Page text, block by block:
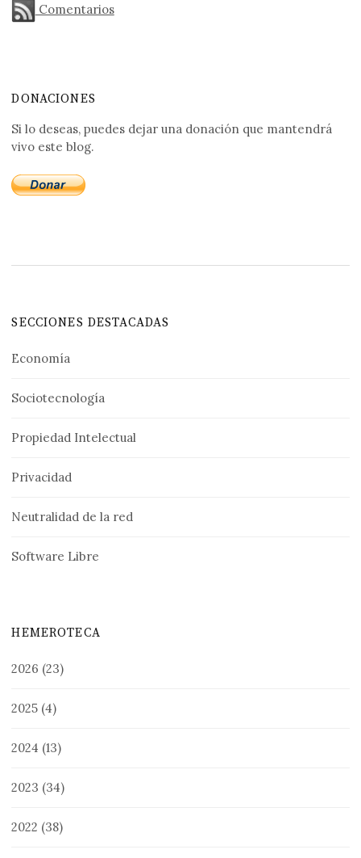
Comentarios
DONACIONES
Si lo deseas, puedes dejar una donación que mantendrá
vivo este blog.
SECCIONES DESTACADAS
Economía
Sociotecnología
Propiedad Intelectual
Privacidad
Neutralidad de la red
Software Libre
HEMEROTECA
2026 (23)
2025 (4)
2024 (13)
2023 (34)
2022 (38)